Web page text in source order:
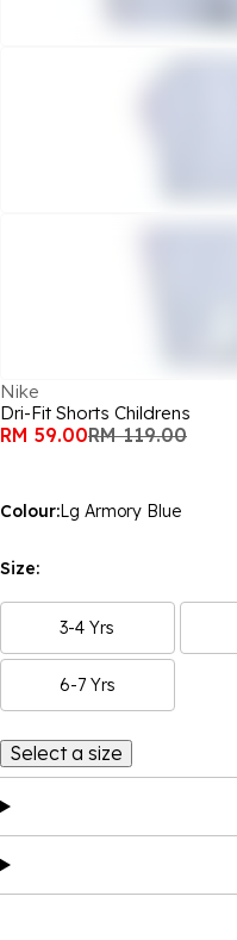
Nike
Dri-Fit Shorts Childrens
RM 59.00RM 119.00
Colour:Lg Armory Blue
Size:
3-4 Yrs
6-7 Yrs
Select a size